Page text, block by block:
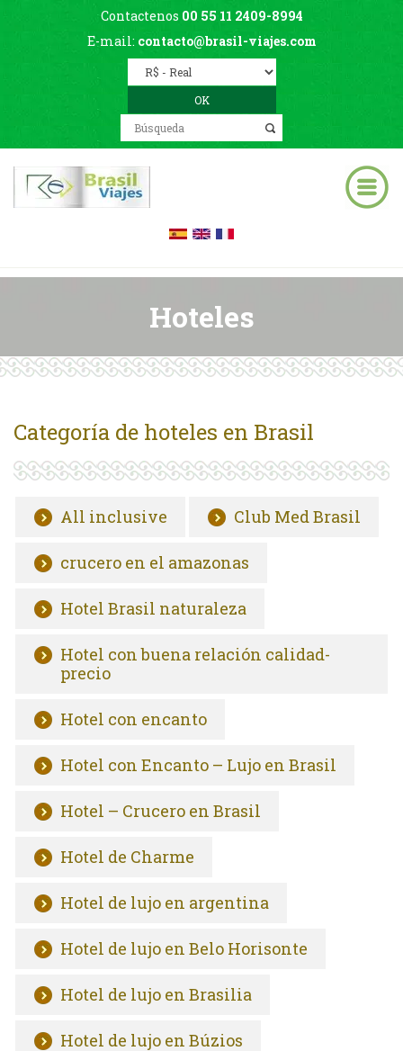
Contactenos 00 55 11 2409-8994
E-mail: contacto@brasil-viajes.com
Hoteles
Categoría de hoteles en Brasil
All inclusive Club Med Brasil
crucero en el amazonas
Hotel Brasil naturaleza
Hotel con buena relación calidad-
precio
Hotel con encanto
Hotel con Encanto – Lujo en Brasil
Hotel – Crucero en Brasil
Hotel de Charme
Hotel de lujo en argentina
Hotel de lujo en Belo Horisonte
Hotel de lujo en Brasilia
Hotel de lujo en Búzios